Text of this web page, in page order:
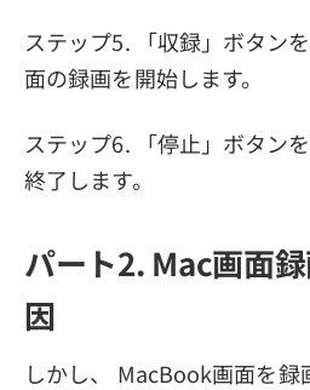
ステップ5. 「収録」ボタン
面の録画を開始します。
ステップ6. 「停止」ボタン
終了します。
パート2. Mac画面
因
しかし、 MacBook画面を録